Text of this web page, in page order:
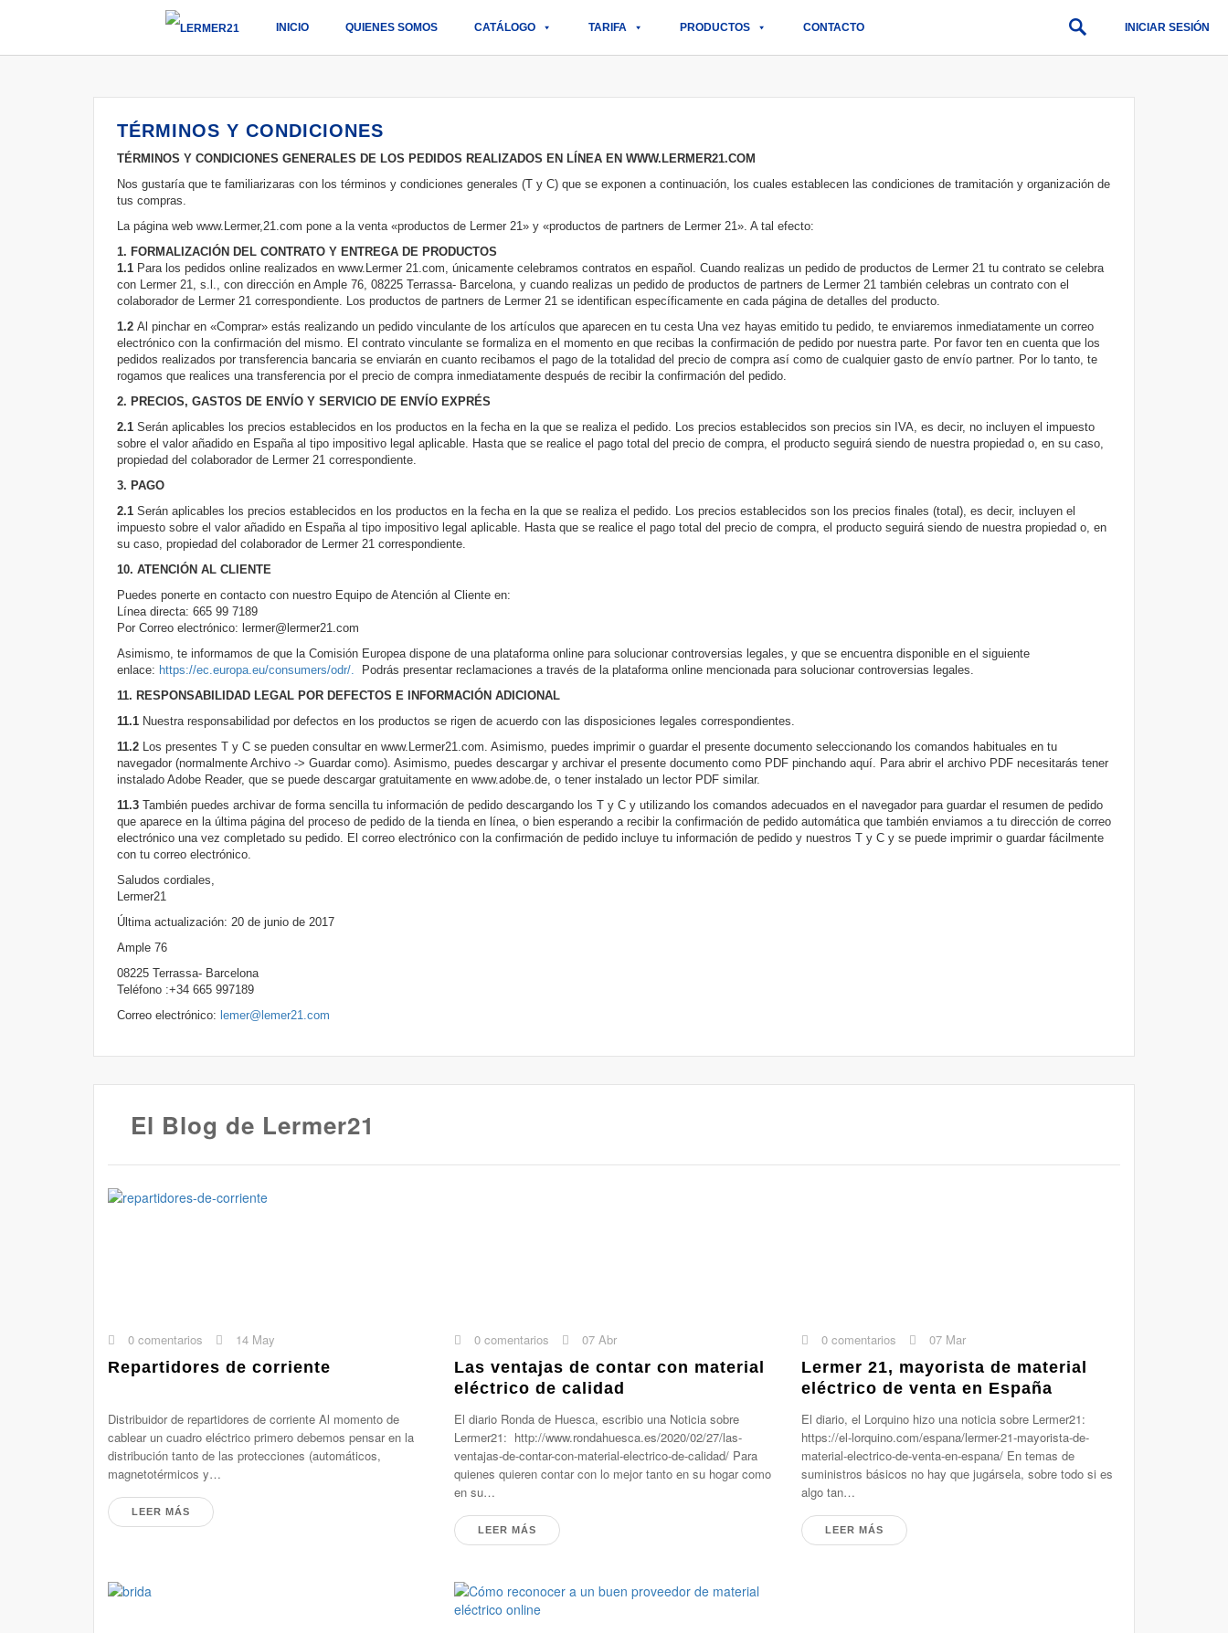
INICIO QUIENES SOMOS CATÁLOGO TARIFA PRODUCTOS CONTACTO INICIAR SESIÓN
TÉRMINOS Y CONDICIONES
TÉRMINOS Y CONDICIONES GENERALES DE LOS PEDIDOS REALIZADOS EN LÍNEA EN WWW.LERMER21.COM
Nos gustaría que te familiarizaras con los términos y condiciones generales (T y C) que se exponen a continuación, los cuales establecen las condiciones de tramitación y organización de
tus compras.
La página web www.Lermer,21.com pone a la venta «productos de Lermer 21» y «productos de partners de Lermer 21». A tal efecto:
1. FORMALIZACIÓN DEL CONTRATO Y ENTREGA DE PRODUCTOS
1.1 Para los pedidos online realizados en www.Lermer 21.com, únicamente celebramos contratos en español. Cuando realizas un pedido de productos de Lermer 21 tu contrato se celebra
con Lermer 21, s.l., con dirección en Ample 76, 08225 Terrassa- Barcelona, y cuando realizas un pedido de productos de partners de Lermer 21 también celebras un contrato con el
colaborador de Lermer 21 correspondiente. Los productos de partners de Lermer 21 se identifican específicamente en cada página de detalles del producto.
1.2 Al pinchar en «Comprar» estás realizando un pedido vinculante de los artículos que aparecen en tu cesta Una vez hayas emitido tu pedido, te enviaremos inmediatamente un correo
electrónico con la confirmación del mismo. El contrato vinculante se formaliza en el momento en que recibas la confirmación de pedido por nuestra parte. Por favor ten en cuenta que los
pedidos realizados por transferencia bancaria se enviarán en cuanto recibamos el pago de la totalidad del precio de compra así como de cualquier gasto de envío partner. Por lo tanto, te
rogamos que realices una transferencia por el precio de compra inmediatamente después de recibir la confirmación del pedido.
2. PRECIOS, GASTOS DE ENVÍO Y SERVICIO DE ENVÍO EXPRÉS
2.1 Serán aplicables los precios establecidos en los productos en la fecha en la que se realiza el pedido. Los precios establecidos son precios sin IVA, es decir, no incluyen el impuesto
sobre el valor añadido en España al tipo impositivo legal aplicable. Hasta que se realice el pago total del precio de compra, el producto seguirá siendo de nuestra propiedad o, en su caso,
propiedad del colaborador de Lermer 21 correspondiente.
3. PAGO
2.1 Serán aplicables los precios establecidos en los productos en la fecha en la que se realiza el pedido. Los precios establecidos son los precios finales (total), es decir, incluyen el
impuesto sobre el valor añadido en España al tipo impositivo legal aplicable. Hasta que se realice el pago total del precio de compra, el producto seguirá siendo de nuestra propiedad o, en
su caso, propiedad del colaborador de Lermer 21 correspondiente.
10. ATENCIÓN AL CLIENTE
Puedes ponerte en contacto con nuestro Equipo de Atención al Cliente en:
Línea directa: 665 99 7189
Por Correo electrónico: lermer@lermer21.com
Asimismo, te informamos de que la Comisión Europea dispone de una plataforma online para solucionar controversias legales, y que se encuentra disponible en el siguiente
enlace: https://ec.europa.eu/consumers/odr/.
Podrás presentar reclamaciones a través de la plataforma online mencionada para solucionar controversias legales.
11. RESPONSABILIDAD LEGAL POR DEFECTOS E INFORMACIÓN ADICIONAL
11.1 Nuestra responsabilidad por defectos en los productos se rigen de acuerdo con las disposiciones legales correspondientes.
11.2 Los presentes T y C se pueden consultar en www.Lermer21.com. Asimismo, puedes imprimir o guardar el presente documento seleccionando los comandos habituales en tu
navegador (normalmente Archivo -> Guardar como). Asimismo, puedes descargar y archivar el presente documento como PDF pinchando aquí. Para abrir el archivo PDF necesitarás tener
instalado Adobe Reader, que se puede descargar gratuitamente en www.adobe.de, o tener instalado un lector PDF similar.
11.3 También puedes archivar de forma sencilla tu información de pedido descargando los T y C y utilizando los comandos adecuados en el navegador para guardar el resumen de pedido
que aparece en la última página del proceso de pedido de la tienda en línea, o bien esperando a recibir la confirmación de pedido automática que también enviamos a tu dirección de correo
electrónico una vez completado su pedido. El correo electrónico con la confirmación de pedido incluye tu información de pedido y nuestros T y C y se puede imprimir o guardar fácilmente
con tu correo electrónico.
Saludos cordiales,
Lermer21
Última actualización: 20 de junio de 2017
Ample 76
08225 Terrassa- Barcelona
Teléfono :+34 665 997189
Correo electrónico: lemer@lemer21.com
El Blog de Lermer21
0 comentarios 14 May
Repartidores de corriente
Distribuidor de repartidores de corriente Al momento de
cablear un cuadro eléctrico primero debemos pensar en la
distribución tanto de las protecciones (automáticos,
magnetotérmicos y…
LEER MÁS
0 comentarios 07 Abr
Las ventajas de contar con material
eléctrico de calidad
El diario Ronda de Huesca, escribio una Noticia sobre
Lermer21: http://www.rondahuesca.es/2020/02/27/las-
ventajas-de-contar-con-material-electrico-de-calidad/ Para
quienes quieren contar con lo mejor tanto en su hogar como
en su…
LEER MÁS
0 comentarios 07 Mar
Lermer 21, mayorista de material
eléctrico de venta en España
El diario, el Lorquino hizo una noticia sobre Lermer21:
https://el-lorquino.com/espana/lermer-21-mayorista-de-
material-electrico-de-venta-en-espana/ En temas de
suministros básicos no hay que jugársela, sobre todo si es
algo tan…
LEER MÁS